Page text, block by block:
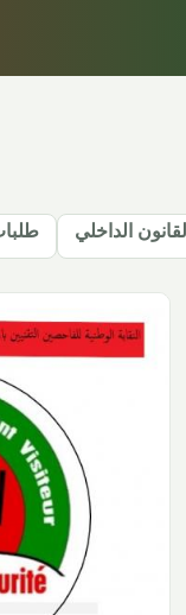
الداخلي